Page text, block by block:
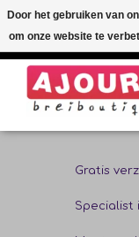
Gratis
Specialist
Door het gebruiken van
om onze website te